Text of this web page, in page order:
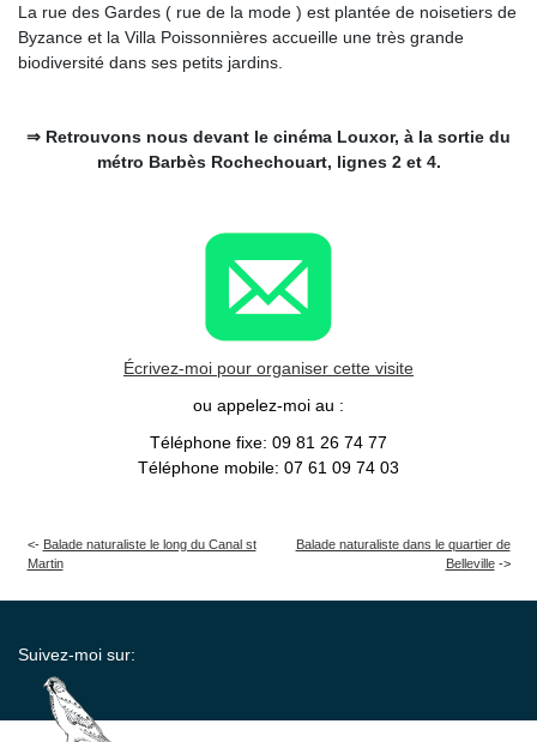
La rue des Gardes ( rue de la mode ) est plantée de noisetiers de
Byzance et la Villa Poissonnières accueille une très grande
biodiversité dans ses petits jardins.
⇒ Retrouvons nous devant le cinéma Louxor, à la sortie du
métro Barbès Rochechouart, lignes 2 et 4.
Écrivez-moi pour organiser cette visite
ou appelez-moi au :
Téléphone fixe: 09 81 26 74 77
Téléphone mobile: 07 61 09 74 03
Balade naturaliste le long du Canal st
Martin
Balade naturaliste dans le quartier de
Belleville
Suivez-moi sur: